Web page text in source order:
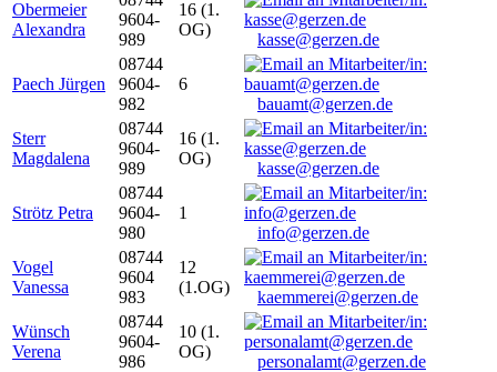
Obermeier
Alexandra
9604-
989
16 (1.
OG)
kasse@gerzen.de
Paech Jürgen
08744
9604-
982
6
bauamt@gerzen.de
Sterr
Magdalena
08744
9604-
989
16 (1.
OG)
kasse@gerzen.de
Strötz Petra
08744
9604-
980
1
info@gerzen.de
Vogel
Vanessa
08744
9604
983
12
(1.OG)
kaemmerei@gerzen.de
Wünsch
Verena
08744
9604-
986
10 (1.
OG)
personalamt@gerzen.de